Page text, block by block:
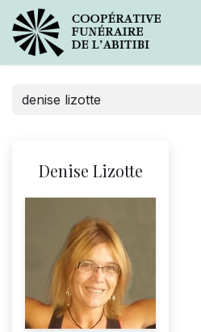
Denise Lizotte